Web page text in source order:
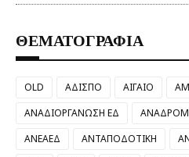
ΘΕΜΑΤΟΓΡΑΦΙΑ
OLD ΑΔΙΣΠΟ ΑΙΓΑΙΟ
ΑΝΑΔΙΟΡΓΑΝΩΣΗ ΕΔ
ΑΝΕΑΕΔ
ΑΝΤΑΠΟΔΟΤΙΚΗ